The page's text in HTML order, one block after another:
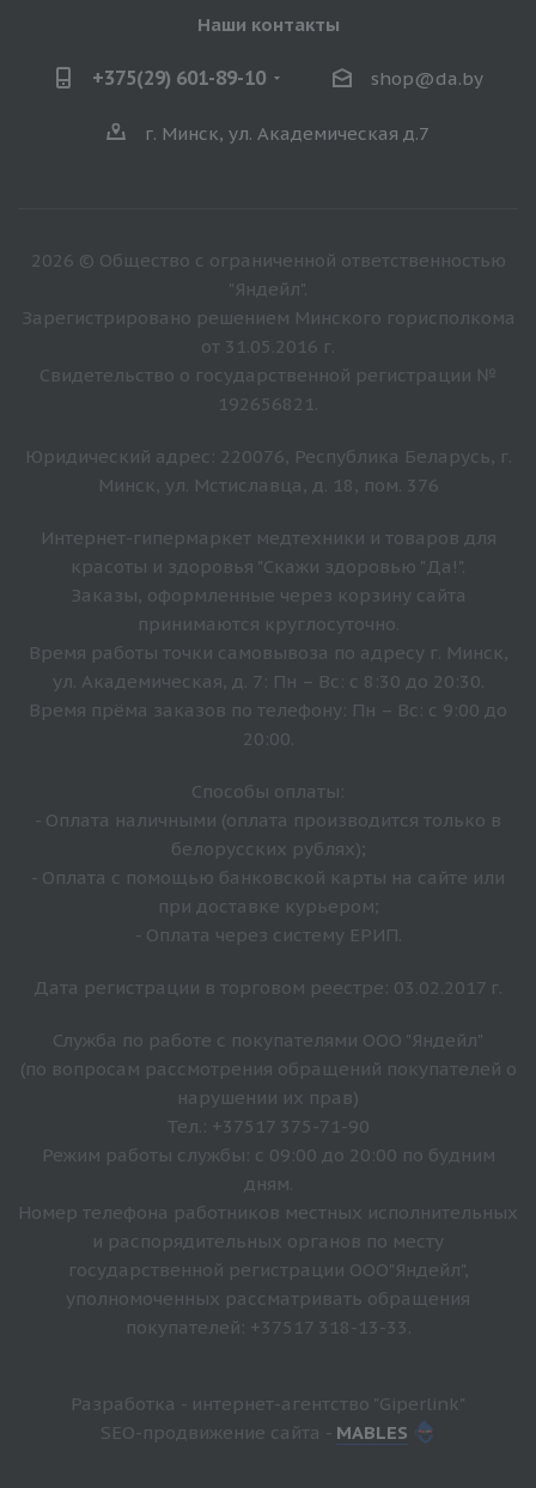
Наши контакты
+375(29) 601-89-10 shop@da.by
г. Минск, ул. Академическая д.7
2026 © Общество с ограниченной ответственностью
"Яндейл".
Зарегистрировано решением Минского горисполкома
от 31.05.2016 г.
Свидетельство о государственной регистрации №
192656821.
Юридический адрес: 220076, Республика Беларусь, г.
Минск, ул. Мстиславца, д. 18, пом. 376
Интернет-гипермаркет медтехники и товаров для
красоты и здоровья "Скажи здоровью "Да!".
Заказы, оформленные через корзину сайта
принимаются круглосуточно.
Время работы точки самовывоза по адресу г. Минск,
ул. Академическая, д. 7: Пн – Вс: с 8:30 до 20:30.
Время прёма заказов по телефону: Пн – Вс: с 9:00 до
20:00.
Способы оплаты:
- Оплата наличными (оплата производится только в
белорусских рублях);
- Оплата с помощью банковской карты на сайте или
при доставке курьером;
- Оплата через систему ЕРИП.
Дата регистрации в торговом реестре: 03.02.2017 г.
Служба по работе с покупателями ООО "Яндейл"
(по вопросам рассмотрения обращений покупателей о
нарушении их прав)
Тел.: +37517 375-71-90
Режим работы службы: с 09:00 до 20:00 по будним
дням.
Номер телефона работников местных исполнительных
и распорядительных органов по месту
государственной регистрации ООО"Яндейл",
уполномоченных рассматривать обращения
покупателей: +37517 318-13-33.
Разработка - интернет-агентство "Giperlink"
SEO-продвижение сайта - MABLES